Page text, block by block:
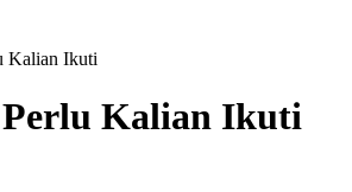
Kalian Ikuti
Perlu Kalian Ikuti